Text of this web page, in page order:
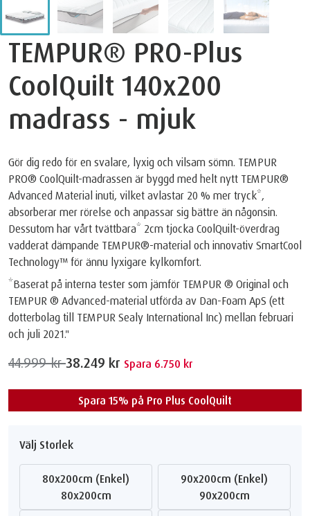
TEMPUR® PRO-Plus
CoolQuilt 140x200
madrass - mjuk
Gör dig redo för en svalare, lyxig och vilsam sömn. TEMPUR
PRO® CoolQuilt-madrassen är byggd med helt nytt TEMPUR®
Advanced Material inuti, vilket avlastar 20 % mer tryck*,
absorberar mer rörelse och anpassar sig bättre än någonsin.
Dessutom har vårt tvättbara* 2cm tjocka CoolQuilt-överdrag
vadderat dämpande TEMPUR®-material och innovativ SmartCool
Technology™️ för ännu lyxigare kylkomfort.
*Baserat på interna tester som jämför TEMPUR ® Original och
TEMPUR ® Advanced-material utförda av Dan-Foam ApS (ett
dotterbolag till TEMPUR Sealy International Inc) mellan februari
och juli 2021."
44.999 kr38.249 kr Spara 6.750 kr
Spara 15% på Pro Plus CoolQuilt
Välj Storlek
80x200cm (Enkel)
80x200cm
90x200cm (Enkel)
90x200cm